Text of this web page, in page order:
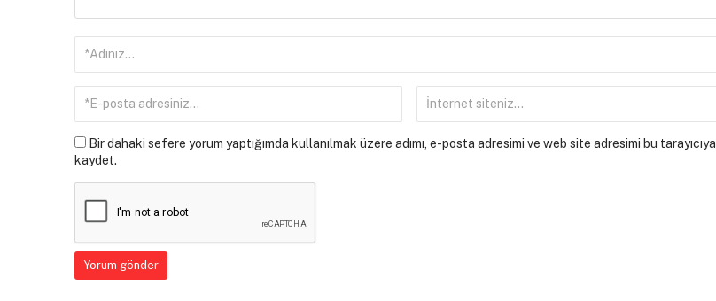
Bir dahaki sefere yorum yaptığımda kullanılmak üzere adımı, e-posta adresimi ve web site adresimi bu tarayıcıya
kaydet.